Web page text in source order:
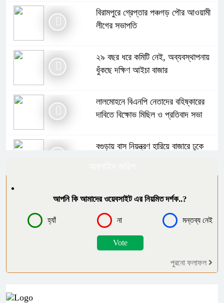
বিরামপুরে গ্রেপ্তার পঞ্চগড় পৌর আওয়ামী
লীগের সভাপতি
২৯ বছর ধরে কমিটি নেই, অব্যবস্থাপনায়
ধুঁকছে দক্ষিণ আইচা বাজার
লালমোহনে বিএনপি নেতাদের বহিষ্কারের
দাবিতে বিক্ষোভ মিছিল ও প্রতিবাদ সভা
বগুড়ায় বাস নিয়ন্ত্রণ হারিয়ে বাজারে ঢুকে
দু’পক্ষের পাল্টাপাল্টি অভিযোগ ও মামলা
মনপুরায় গৃহবধূকে অস্ত্রের মুখে ধর্ষণের
অভিযোগ, থানায় মামলা ধর্ষক গ্রেফতার
আপনি কি আমাদের ওয়েবসাইট এর নিয়মিত দর্শক..?
হ্যাঁ না মন্তব্য নেই
পুরনো ফলাফল